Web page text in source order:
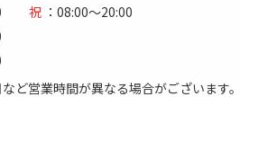
祝 ：08:00〜20:00
ど営業時間が異なる場合がございます。